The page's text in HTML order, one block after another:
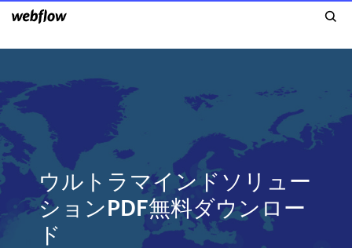
ウルトラマインドソリュー
ションPDF無料ダウンロー
ド